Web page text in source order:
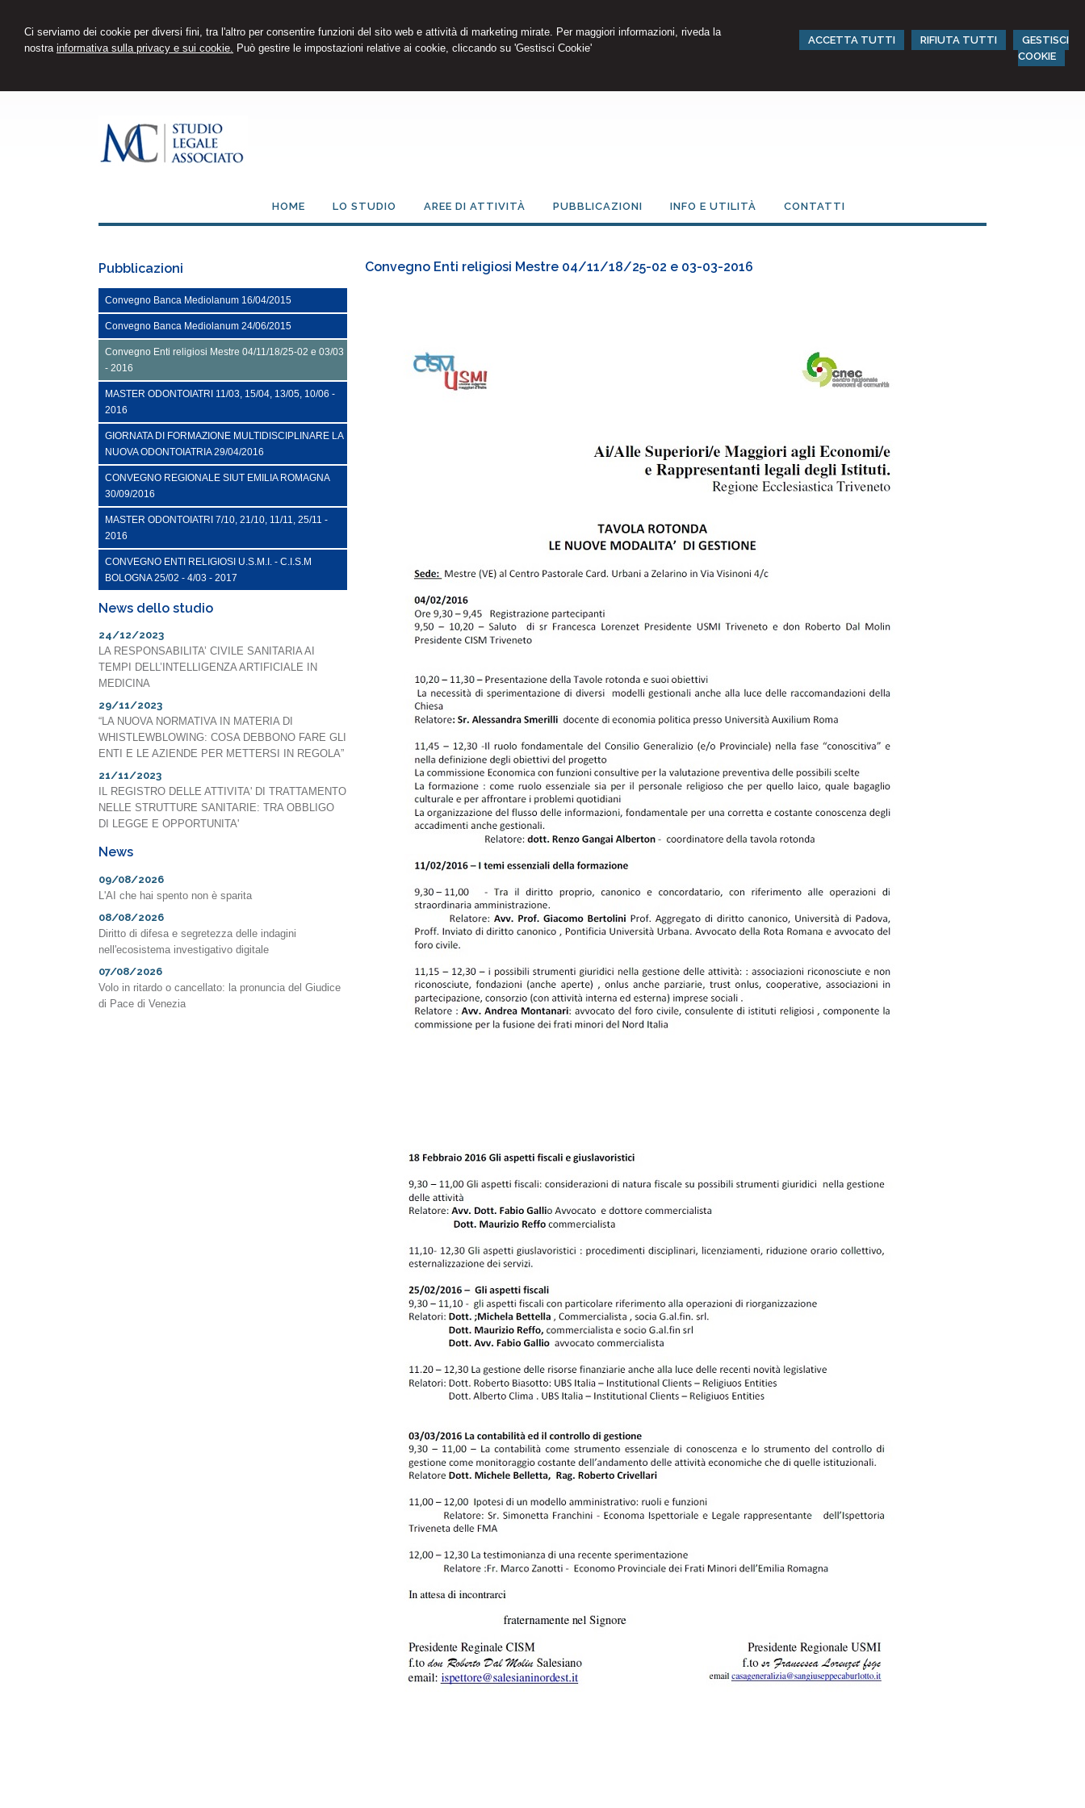
Ci serviamo dei cookie per diversi fini, tra l'altro per consentire funzioni del sito web e attività di marketing mirate. Per maggiori informazioni, riveda la
nostra informativa sulla privacy e sui cookie. Può gestire le impostazioni relative ai cookie, cliccando su 'Gestisci Cookie'
ACCETTA TUTTI RIFIUTA TUTTI
GESTISCI
COOKIE
HOME LO STUDIO AREE DI ATTIVITÀ PUBBLICAZIONI INFO E UTILITÀ CONTATTI
Convegno Enti religiosi Mestre 04/11/18/25-02 e 03-03-2016
Pubblicazioni
Convegno Banca Mediolanum 16/04/2015
Convegno Banca Mediolanum 24/06/2015
Convegno Enti religiosi Mestre 04/11/18/25-02 e 03/03
- 2016
MASTER ODONTOIATRI 11/03, 15/04, 13/05, 10/06 -
2016
GIORNATA DI FORMAZIONE MULTIDISCIPLINARE LA
NUOVA ODONTOIATRIA 29/04/2016
CONVEGNO REGIONALE SIUT EMILIA ROMAGNA
30/09/2016
MASTER ODONTOIATRI 7/10, 21/10, 11/11, 25/11 -
2016
CONVEGNO ENTI RELIGIOSI U.S.M.I. - C.I.S.M
BOLOGNA 25/02 - 4/03 - 2017
News dello studio
24/12/2023
LA RESPONSABILITA’ CIVILE SANITARIA AI
TEMPI DELL’INTELLIGENZA ARTIFICIALE IN
MEDICINA
29/11/2023
“LA NUOVA NORMATIVA IN MATERIA DI
WHISTLEWBLOWING: COSA DEBBONO FARE GLI
ENTI E LE AZIENDE PER METTERSI IN REGOLA”
21/11/2023
IL REGISTRO DELLE ATTIVITA' DI TRATTAMENTO
NELLE STRUTTURE SANITARIE: TRA OBBLIGO
DI LEGGE E OPPORTUNITA'
News
09/08/2026
L'AI che hai spento non è sparita
08/08/2026
Diritto di difesa e segretezza delle indagini
nell'ecosistema investigativo digitale
07/08/2026
Volo in ritardo o cancellato: la pronuncia del Giudice
di Pace di Venezia